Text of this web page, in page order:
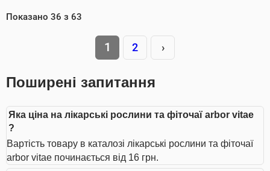
Показано 36 з 63
1 2 ›
Поширені запитання
Яка ціна на лікарські рослини та фіточаї arbor vitae
?
Вартість товару в каталозі лікарські рослини та фіточаї
arbor vitae починається від 16 грн.